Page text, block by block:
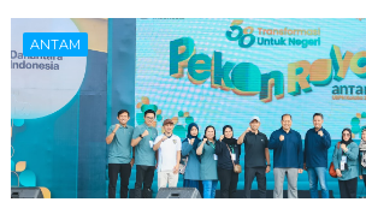
ANTAM